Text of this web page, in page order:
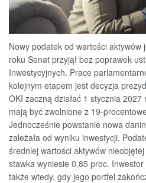
Nowy podatek od wartości
roku Senat przyjął bez poprawek
Inwestycyjnych. Prace
kolejnym etapem jest decyzja
OKI zaczną działać 1 stycznia
mają być zwolnione z 19-
Jednocześnie powstanie nowa
zależała od wyniku inwestycji.
średniej wartości aktywów
stawka wyniesie 0,85 proc.
także wtedy, gdy jego portfel